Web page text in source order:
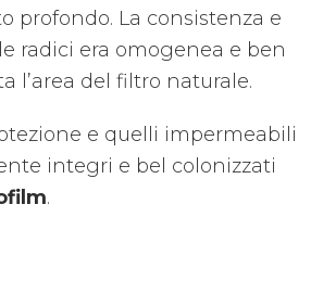
profondo. La consistenza e
radici era omogenea e ben
l’area del filtro naturale.
e quelli impermeabili
integri e bel colonizzati
.